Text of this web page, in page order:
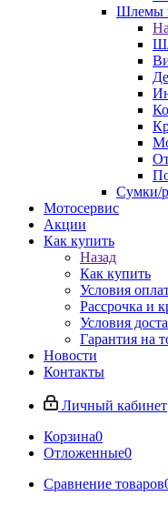
Шлемы
Сумки/
Мотосервис
Акции
Как купить
Назад
Как купить
Условия
Рассрочка и
Условия
Гарантия на
Новости
Контакты
Личный кабинет
Корзина0
Отложенные0
Сравнение товаров